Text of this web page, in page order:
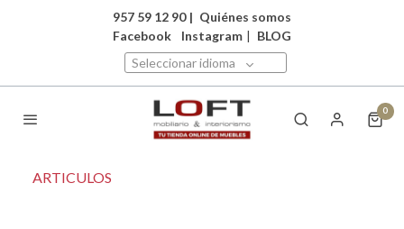
957 59 12 90 | Quiénes somos
Facebook
Instagram | BLOG
Seleccionar idioma
0
ARTICULOS